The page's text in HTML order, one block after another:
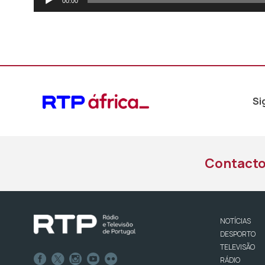
de
NOTÍCIAS
DESPORTO
TELEVISÃO
RÁDIO